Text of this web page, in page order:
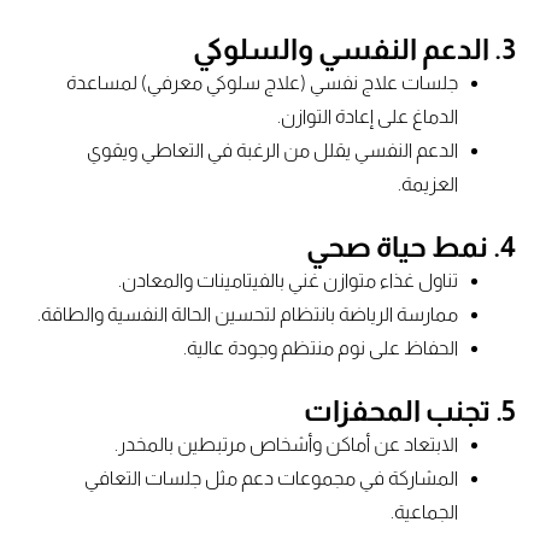
3. الدعم النفسي والسلوكي
جلسات علاج نفسي (علاج سلوكي معرفي) لمساعدة
الدماغ على إعادة التوازن.
الدعم النفسي يقلل من الرغبة في التعاطي ويقوي
العزيمة.
4. نمط حياة صحي
تناول غذاء متوازن غني بالفيتامينات والمعادن.
ممارسة الرياضة بانتظام لتحسين الحالة النفسية والطاقة.
الحفاظ على نوم منتظم وجودة عالية.
5. تجنب المحفزات
الابتعاد عن أماكن وأشخاص مرتبطين بالمخدر.
المشاركة في مجموعات دعم مثل جلسات التعافي
الجماعية.